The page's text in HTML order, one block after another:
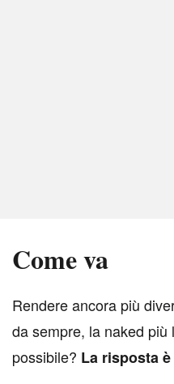
Come va
Rendere ancora più
da sempre, la naked
possibile? La risposta